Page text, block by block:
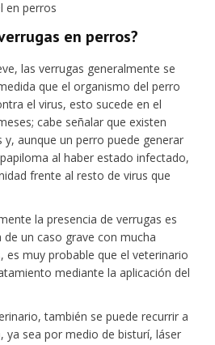
en perros?
las verrugas generalmente se
que el organismo del perro
el virus, esto sucede en el
cabe señalar que existen
aunque un perro puede generar
al haber estado infectado,
frente al resto de virus que
la presencia de verrugas es
un caso grave con mucha
es muy probable que el veterinario
mediante la aplicación del
también se puede recurrir a
ya sea por medio de bisturí, láser